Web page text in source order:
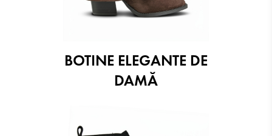
BOTINE ELEGANTE DE
DAMĂ